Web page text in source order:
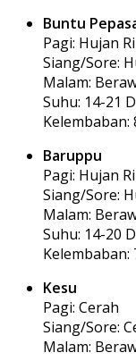
Buntu
Pagi: Hujan
Siang/Sore:
Malam:
Suhu: 14-21
Kelembaban:
Baruppu
Pagi: Hujan
Siang/Sore:
Malam:
Suhu: 14-20
Kelembaban:
Kesu
Pagi: Cerah
Siang/Sore:
Malam: